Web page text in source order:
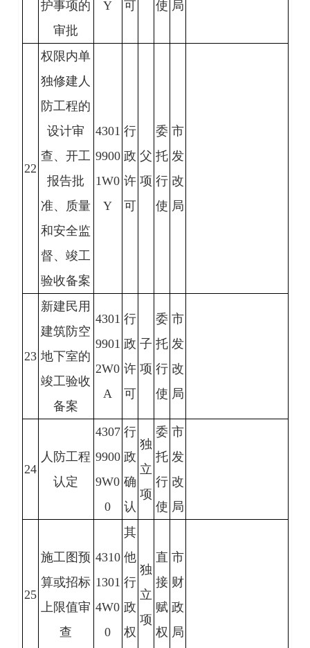
护事项的
审批
Y
可
使 局
22
权限内单
独修建人
防工程的
设计审
查、开工
报告批
准、质量
和安全监
督、竣工
验收备案
4301
9900
1W0
Y
行
政
许
可
父
项
委
托
行
使
市
发
改
局
23
新建民用
建筑防空
地下室的
竣工验收
备案
4301
9901
2W0
A
行
政
许
可
子
项
委
托
行
使
市
发
改
局
24
人防工程
认定
4307
9900
9W0
0
行
政
确
认
独
立
项
委
托
行
使
市
发
改
局
25
施工图预
算或招标
上限值审
查
4310
1301
4W0
0
其
他
行
政
权
独
立
项
直
接
赋
权
市
财
政
局